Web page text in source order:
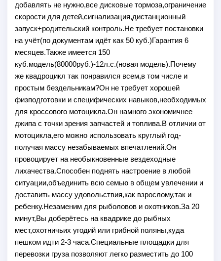
добавлять не нужно,все дисковые тормоза,ограничение
скорости для детей,сигнализация,дистанционный
запуск+родительский контроль.Не требует постановки
на учёт(по документам идёт как 50 куб.)Гарантия 6
месяцев.Также имеется 150
куб.модель(80000руб.)-12л.с.(новая модель).Почему
же квадроцикл так понравился всем,в том числе и
простым бездельникам?Он не требует хорошей
физподготовки и специфических навыков,необходимых
для кроссового мотоцикла.Он намного экономичнее
джипа с точки зрения запчастей и топлива.В отличии от
мотоцикла,его можно использовать круглый год-
получая массу незабываемых впечатлений.Он
провоцирует на необыкновенные вездеходные
лихачества.Способен поднять настроение в любой
ситуации,объединить всю семью в общем увлечении и
доставить массу удовольствия,как взрослому,так и
ребенку.Незаменим для рыболовов и охотников.За 20
минут,Вы доберётесь на квадрике до рыбных
мест,охотничьих угодий или грибной поляны,куда
пешком идти 2-3 часа.Специальные площадки для
перевозки груза позволяют легко разместить до 100